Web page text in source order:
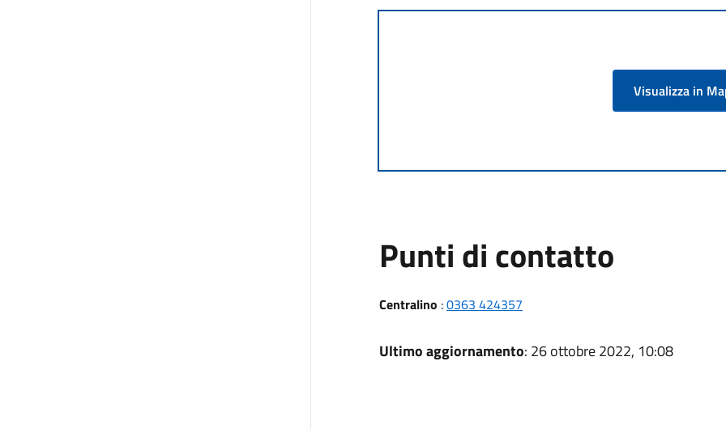
Visualizza in
Punti di contatto
Centralino :0363 424357
Ultimo aggiornamento: 26 ottobre 2022, 10:08